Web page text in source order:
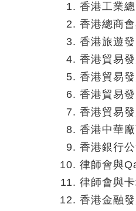
香港工業
香港總商
香港旅遊
香港貿易
香港貿易
香港貿易
香港貿易
香港中華
香港銀行
律師會與
律師會與
香港金融